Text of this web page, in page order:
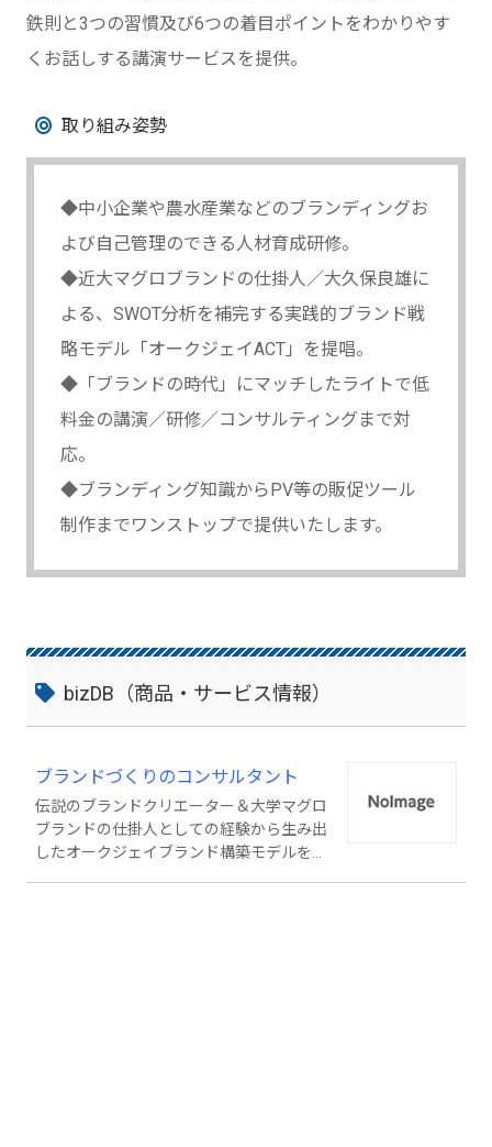
鉄則と3つの習慣及び6つの着目ポイントをわかりやす
くお話しする講演サービスを提供。
取り組み姿勢
◆中小企業や農水産業などのブランディングお
よび自己管理のできる人材育成研修。
◆近大マグロブランドの仕掛人／大久保良雄に
よる、SWOT分析を補完する実践的ブランド戦
略モデル「オークジェイACT」を提唱。
◆「ブランドの時代」にマッチしたライトで低
料金の講演／研修／コンサルティングまで対
応。
◆ブランディング知識からPV等の販促ツール
制作までワンストップで提供いたします。
bizDB（商品・サービス情報）
ブランドづくりのコンサルタント
伝説のブランドクリエーター＆大学マグロ
ブランドの仕掛人としての経験から生み出
したオークジェイブランド構築モデルを中